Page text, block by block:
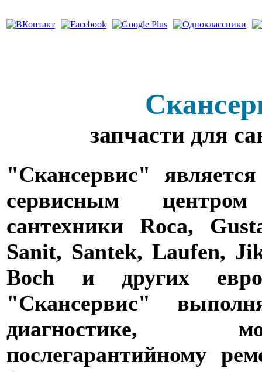
запчасти для
"Скансервис"
сервисным
сантехники Roca,
Sanit, Santek, Laufen,
Boch и других
"Скансервис"
диагностике,
послегарантийному